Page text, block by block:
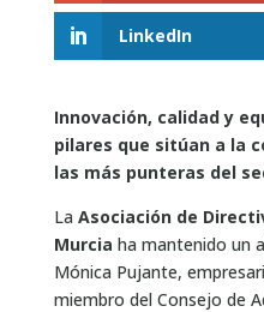
LinkedIn
Innovación, calidad y
pilares que sitúan a la
las más punteras del
La Asociación de
Murcia ha mantenido un
Mónica Pujante,
miembro del Consejo de